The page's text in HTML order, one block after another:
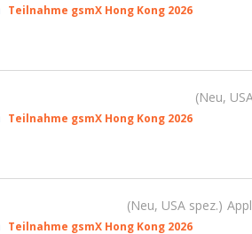
Teilnahme gsmX Hong Kong 2026
Neu,
Teilnahme gsmX Hong Kong 2026
Neu, USA spez.
Teilnahme gsmX Hong Kong 2026